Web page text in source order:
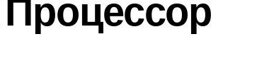
Процессор